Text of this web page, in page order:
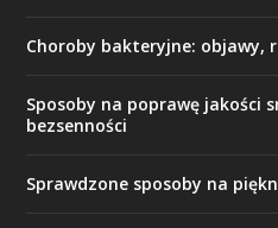
Choroby bakteryjne: objawy,
Sposoby na poprawę jakości
bezsenności
Sprawdzone sposoby na